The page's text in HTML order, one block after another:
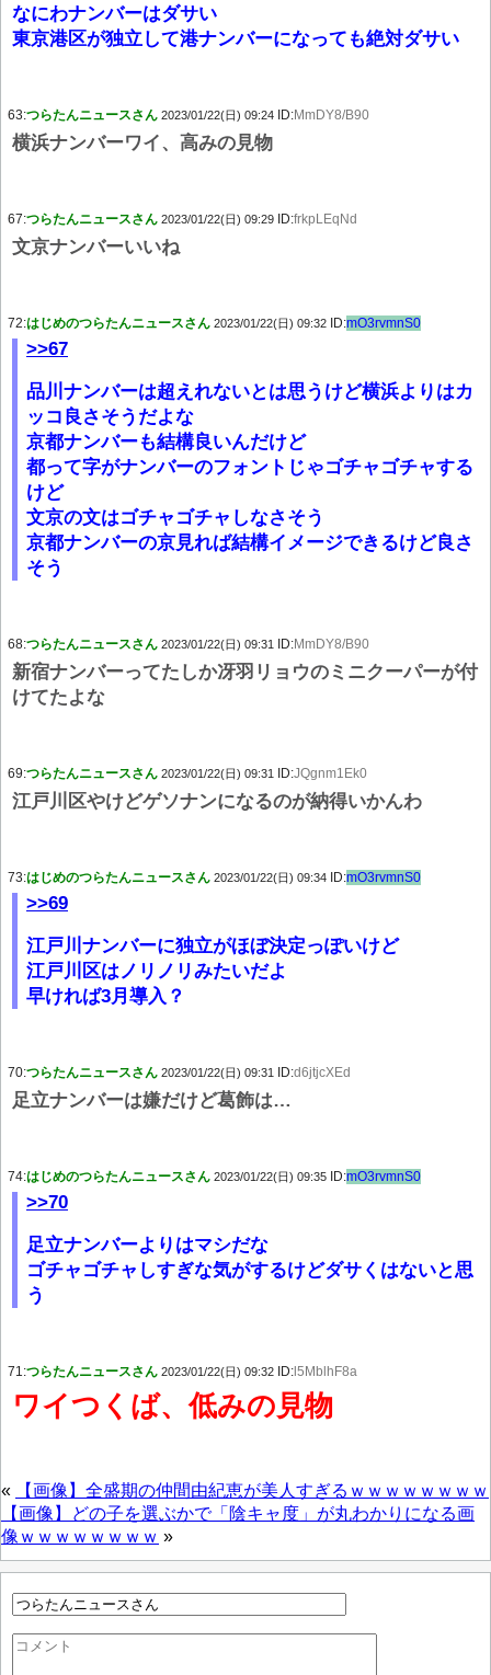
なにわナンバーはダサい
東京港区が独立して港ナンバーになっても絶対ダサい
63:つらたんニュースさん 2023/01/22(日) 09:24 ID:MmDY8/B90
横浜ナンバーワイ、高みの見物
67:つらたんニュースさん 2023/01/22(日) 09:29 ID:frkpLEqNd
文京ナンバーいいね
72:はじめのつらたんニュースさん 2023/01/22(日) 09:32 ID:mO3rvmnS0
>>67
品川ナンバーは超えれないとは思うけど横浜よりはカ
ッコ良さそうだよな
京都ナンバーも結構良いんだけど
都って字がナンバーのフォントじゃゴチャゴチャする
けど
文京の文はゴチャゴチャしなさそう
京都ナンバーの京見れば結構イメージできるけど良さ
そう
68:つらたんニュースさん 2023/01/22(日) 09:31 ID:MmDY8/B90
新宿ナンバーってたしか冴羽リョウのミニクーパーが付
けてたよな
69:つらたんニュースさん 2023/01/22(日) 09:31 ID:JQgnm1Ek0
江戸川区やけどゲソナンになるのが納得いかんわ
73:はじめのつらたんニュースさん 2023/01/22(日) 09:34 ID:mO3rvmnS0
>>69
江戸川ナンバーに独立がほぼ決定っぽいけど
江戸川区はノリノリみたいだよ
早ければ3月導入？
70:つらたんニュースさん 2023/01/22(日) 09:31 ID:d6jtjcXEd
足立ナンバーは嫌だけど葛飾は…
74:はじめのつらたんニュースさん 2023/01/22(日) 09:35 ID:mO3rvmnS0
>>70
足立ナンバーよりはマシだな
ゴチャゴチャしすぎな気がするけどダサくはないと思
う
71:つらたんニュースさん 2023/01/22(日) 09:32 ID:l5MblhF8a
ワイつくば、低みの見物
«
【画像】全盛期の仲間由紀恵が美人すぎるｗｗｗｗｗｗｗｗ
【画像】どの子を選ぶかで「陰キャ度」が丸わかりになる画
像ｗｗｗｗｗｗｗｗ »